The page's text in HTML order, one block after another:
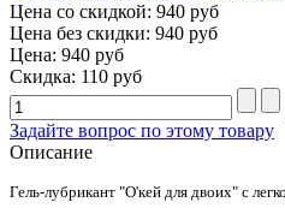
Цена со скидкой: 940 руб
Цена без скидки: 940 руб
Цена: 940 руб
Скидка: 110 руб
Задайте вопрос по этому товару
Описание
Гель-лубрикант "О'кей для двоих" с